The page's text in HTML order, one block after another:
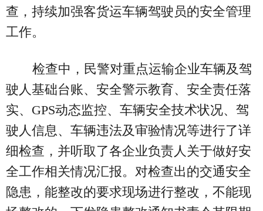
查，持续加强客货运车辆驾驶员的安全管理
工作。
检查中，民警对重点运输企业车辆及驾
驶人基础台账、安全警示教育、安全责任落
实、GPS动态监控、车辆安全技术状况、驾
驶人信息、车辆违法及审验情况等进行了详
细检查，并听取了各企业负责人关于做好安
全工作相关情况汇报。对检查出的交通安全
隐患，能整改的要求现场进行整改，不能现